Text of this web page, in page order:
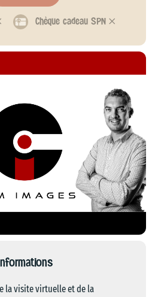
Chèque cadeau SPN 𐄂
la visite virtuelle et de la